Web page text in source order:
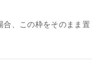
合、この枠をそのまま置